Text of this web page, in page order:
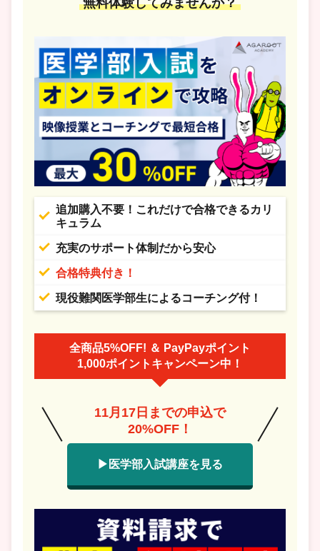
無料体験してみませんか？
追加購入不要！これだけで合格できるカリ
キュラム
充実のサポート体制だから安心
合格特典付き！
現役難関医学部生によるコーチング付！
全商品5%OFF! ＆ PayPayポイント
1,000ポイントキャンペーン中！
11月17日までの申込で
20%OFF！
▶医学部入試講座を見る